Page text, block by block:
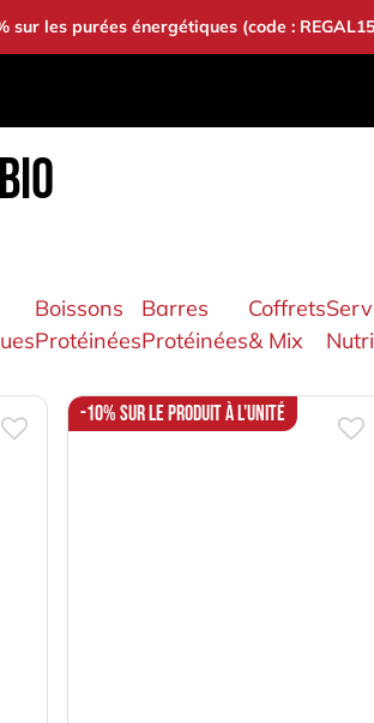
sur les purées énergétiques (code :
Boissons
Protéinées
Barres
Protéinées
Coffrets
& Mix
-10% sur le produit à l'unité